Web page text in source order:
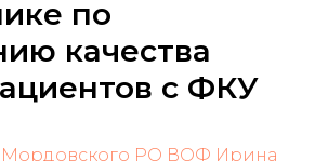
по
качества
с ФКУ
Мордовского РО ВОФ Ирина